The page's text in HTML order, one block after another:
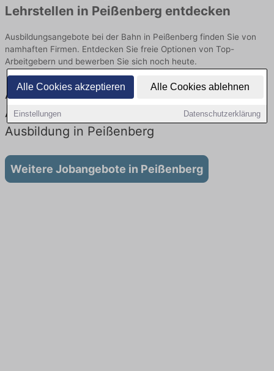
Alle Cookies akzeptieren Alle Cookies ablehnen
Einstellungen Datenschutzerklärung
Lehrstellen in Peißenberg entdecken
Ausbildungsangebote bei der Bahn in Peißenberg finden Sie von
namhaften Firmen. Entdecken Sie freie Optionen von Top-
Arbeitgebern und bewerben Sie sich noch heute.
Ausbildung in Peißenberg bei der Bahn:
Aktuell gibt es keine Stellenangebote für
Ausbildung in Peißenberg
Weitere Jobangebote in Peißenberg